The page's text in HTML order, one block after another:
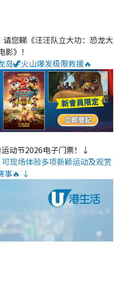
请您睇《汪汪队立大功：恐龙大
影》！
岛🦖火山爆发极限救援🔥
动节2026电子门票！↓
现场体验多项新颖运动及观赏
事🔥 ↓